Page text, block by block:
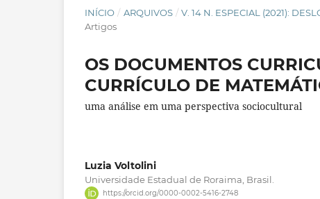
INÍCIO / ARQUIVOS / V. 14 N. ESPECIAL (2021):
Artigos
OS DOCUMENTOS
CURRÍCULO DE
uma análise em uma perspectiva sociocultural
Luzia Voltolini
Universidade Estadual de Roraima, Brasil.
https://orcid.org/0000-0002-5416-2748